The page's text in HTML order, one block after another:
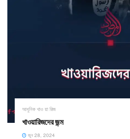
আধুনিক খাও য়া রিজ
খাওয়ারিজদের জন্ম
জুন 28, 2024